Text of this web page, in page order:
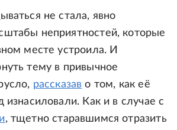
не стала, явно
неприятностей, которые
месте устроила. И
тему в привычное
рассказав о том, как её
изнасиловали. Как и в случае с
, тщетно старавшимся отразить